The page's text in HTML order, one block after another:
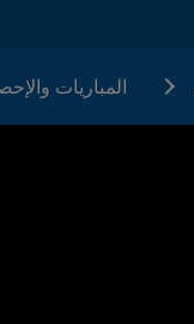
المباريات